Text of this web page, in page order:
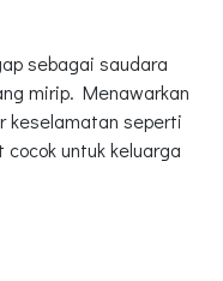
sebagai saudara
mirip. Menawarkan
keselamatan seperti
untuk keluarga